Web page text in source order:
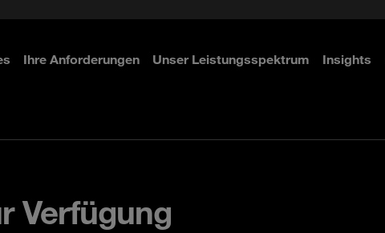
Ihre Anforderungen
Access Management
Unser Leistungsspektrum Insights
Verfügung